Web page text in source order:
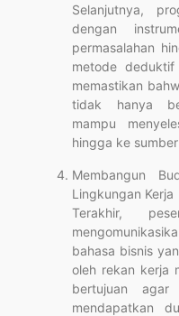
Selanjutnya,
dengan
permasalahan
metode
memastikan
tidak hanya
mampu
hingga ke
Membangun
Lingkungan Kerja
Terakhir,
bahasa bisnis
oleh rekan kerja
bertujuan agar
mendapatkan